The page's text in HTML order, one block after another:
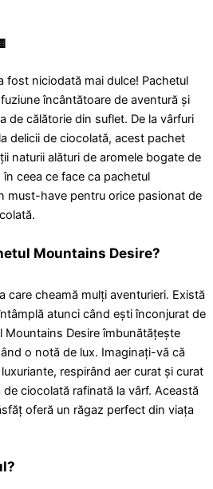
fost niciodată mai dulce! Pachetul
încântătoare de aventură și
de călătorie din suflet. De la vârfuri
delicii de ciocolată, acest pachet
naturii alături de aromele bogate de
ceea ce face ca pachetul
must-have pentru orice pasionat de
Mountains Desire?
care cheamă mulți aventurieri. Există
atunci când ești înconjurat de
Mountains Desire îmbunătățește
o notă de lux. Imaginați-vă că
respirând aer curat și curat
ciocolată rafinată la vârf. Această
oferă un răgaz perfect din viața